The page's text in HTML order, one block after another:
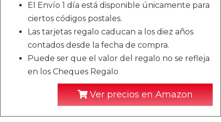
El Envío 1 día está disponible únicamente para
ciertos códigos postales.
Las tarjetas regalo caducan a los diez años
contados desde la fecha de compra.
Puede ser que el valor del regalo no se refleja
en los Cheques Regalo
Ver precios en Amazon